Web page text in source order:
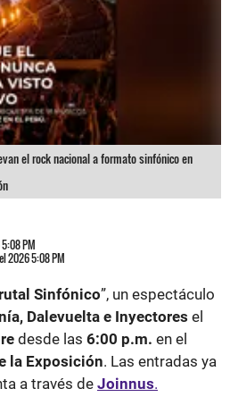
el rock nacional a formato sinfónico en
PM
2026 5:08 PM
Sinfónico”, un espectáculo
Dalevuelta e Inyectores el
desde las 6:00 p.m. en el
la Exposición. Las entradas ya
a través de Joinnus.